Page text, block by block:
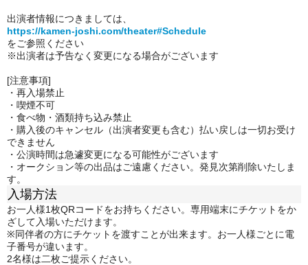
出演者情報につきましては、
https://kamen-joshi.com/theater#Schedule
をご参照ください
※出演者は予告なく変更になる場合がございます
[注意事項]
・再入場禁止
・喫煙不可
・ 食べ物・酒類持ち込み禁止
・購入後のキャンセル（出演者変更も含む）払い戻しは一切お受け
できません
・公演時間は急遽変更になる可能性がございます
・オークション等の出品はご遠慮ください。発見次第削除いたしま
す。
入場方法
お一人様1枚QRコードをお持ちください。専用端末にチケットをか
ざして入場いただけます。
※同伴者の方にチケットを渡すことが出来ます。お一人様ごとに電
子番号が違います。
2名様は二枚ご提示ください。